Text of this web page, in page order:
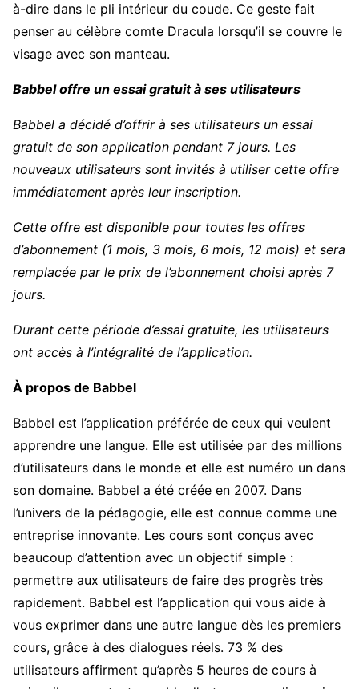
à-dire dans le pli intérieur du coude. Ce geste fait
penser au célèbre comte Dracula lorsqu’il se couvre le
visage avec son manteau.
Babbel offre un essai gratuit à ses utilisateurs
Babbel a décidé d’offrir à ses utilisateurs un essai
gratuit de son application pendant 7 jours. Les
nouveaux utilisateurs sont invités à utiliser cette offre
immédiatement après leur inscription.
Cette offre est disponible pour toutes les offres
d’abonnement (1 mois, 3 mois, 6 mois, 12 mois) et sera
remplacée par le prix de l’abonnement choisi après 7
jours.
Durant cette période d’essai gratuite, les utilisateurs
ont accès à l’intégralité de l’application.
À propos de Babbel
Babbel est l’application préférée de ceux qui veulent
apprendre une langue. Elle est utilisée par des millions
d’utilisateurs dans le monde et elle est numéro un dans
son domaine. Babbel a été créée en 2007. Dans
l’univers de la pédagogie, elle est connue comme une
entreprise innovante. Les cours sont conçus avec
beaucoup d’attention avec un objectif simple :
permettre aux utilisateurs de faire des progrès très
rapidement. Babbel est l’application qui vous aide à
vous exprimer dans une autre langue dès les premiers
cours, grâce à des dialogues réels. 73 % des
utilisateurs affirment qu’après 5 heures de cours à